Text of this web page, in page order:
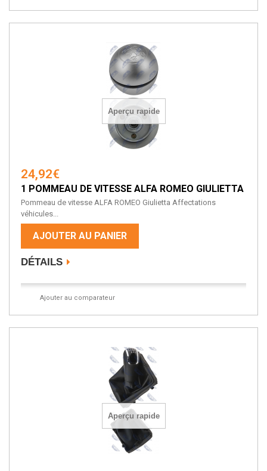
Aperçu rapide
24,92€
1 POMMEAU DE VITESSE ALFA ROMEO GIULIETTA
Pommeau de vitesse ALFA ROMEO Giulietta Affectations
véhicules...
AJOUTER AU PANIER
DÉTAILS
Ajouter au comparateur
Aperçu rapide